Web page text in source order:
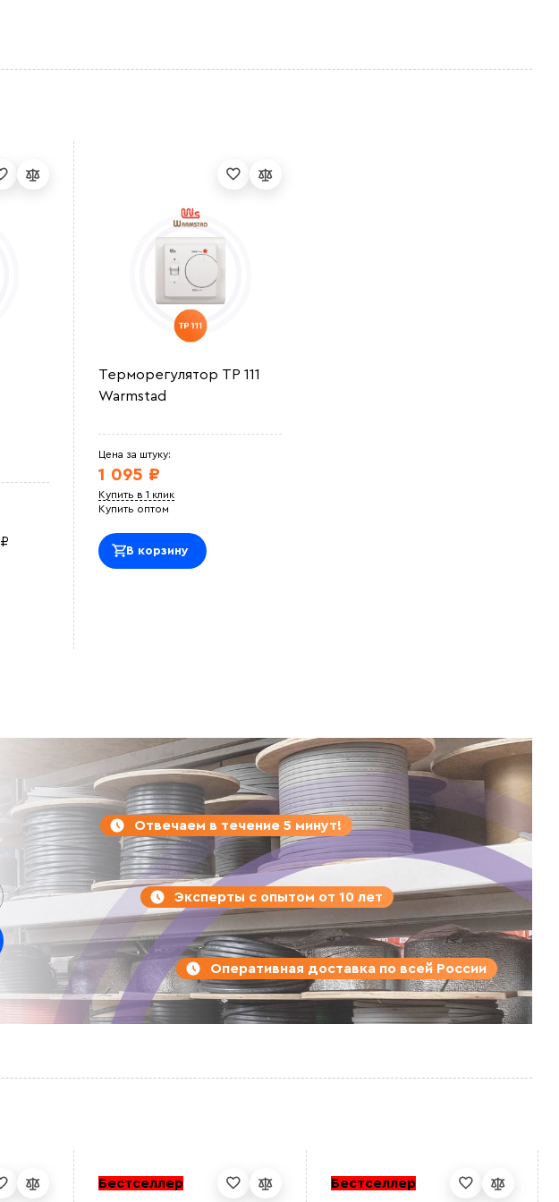
₽
Терморегулятор ТР 111
Warmstad
Цена за штуку:
1 095 ₽
Купить в 1 клик
Купить оптом
В корзину
Отвечаем в течение 5 минут!
Эксперты с опытом от 10 лет
Оперативная доставка по всей России
Бестселлер Бестселлер